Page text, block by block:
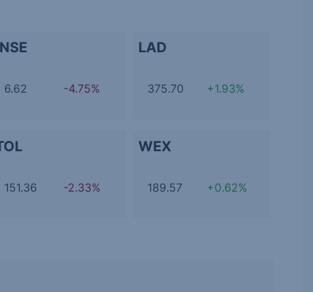
6.62 -4.75%
LAD
375.70 +1.93%
151.36 -2.33%
WEX
189.57 +0.62%